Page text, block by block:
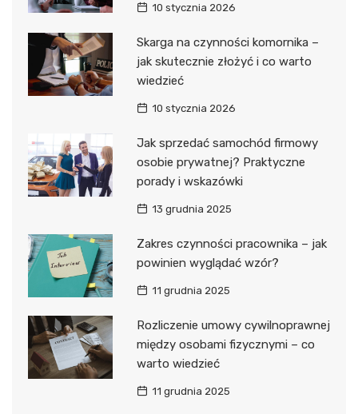
10 stycznia 2026
Skarga na czynności komornika –
jak skutecznie złożyć i co warto
wiedzieć
10 stycznia 2026
Jak sprzedać samochód firmowy
osobie prywatnej? Praktyczne
porady i wskazówki
13 grudnia 2025
Zakres czynności pracownika – jak
powinien wyglądać wzór?
11 grudnia 2025
Rozliczenie umowy cywilnoprawnej
między osobami fizycznymi – co
warto wiedzieć
11 grudnia 2025